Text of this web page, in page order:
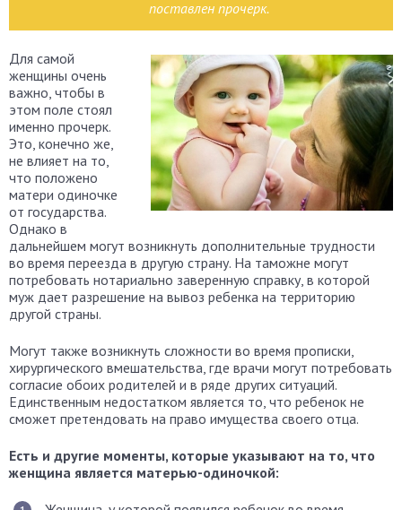
поставлен прочерк.
Для самой
женщины очень
важно, чтобы в
этом поле стоял
именно прочерк.
Это, конечно же,
не влияет на то,
что положено
матери одиночке
от государства.
Однако в
дальнейшем могут возникнуть дополнительные трудности
во время переезда в другую страну. На таможне могут
потребовать нотариально заверенную справку, в которой
муж дает разрешение на вывоз ребенка на территорию
другой страны.
Могут также возникнуть сложности во время прописки,
хирургического вмешательства, где врачи могут потребовать
согласие обоих родителей и в ряде других ситуаций.
Единственным недостатком является то, что ребенок не
сможет претендовать на право имущества своего отца.
Есть и другие моменты, которые указывают на то, что
женщина является матерью-одиночкой: